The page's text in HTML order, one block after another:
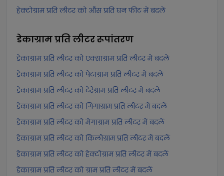
हेक्टोग्राम प्रति लीटर को औंस प्रति घन फीट में बदलें
डेकाग्राम प्रति लीटररूपांतरण
डेकाग्राम प्रति लीटर को एक्साग्राम प्रति लीटर में बदलें
डेकाग्राम प्रति लीटर को पेटाग्राम प्रति लीटर में बदलें
डेकाग्राम प्रति लीटर को टेरेग्राम प्रति लीटर में बदलें
डेकाग्राम प्रति लीटर को गिगाग्राम प्रति लीटर में बदलें
डेकाग्राम प्रति लीटर को मेगाग्राम प्रति लीटर में बदलें
डेकाग्राम प्रति लीटर को किलोग्राम प्रति लीटर में बदलें
डेकाग्राम प्रति लीटर को हेक्टोग्राम प्रति लीटर में बदलें
डेकाग्राम प्रति लीटर को ग्राम प्रति लीटर में बदलें